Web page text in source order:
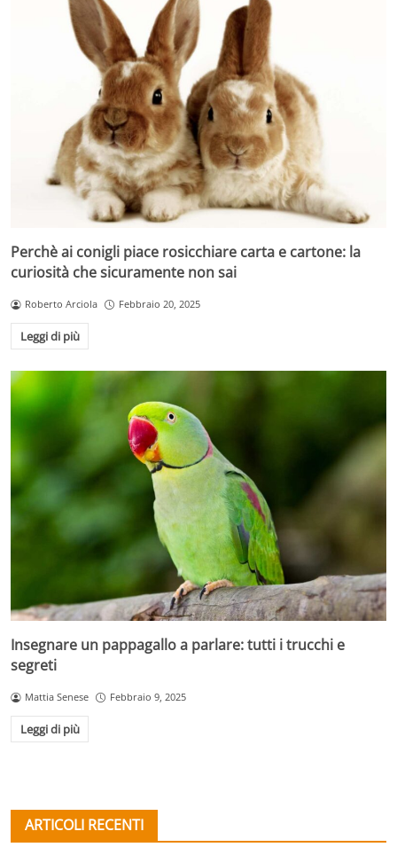
Perchè ai conigli piace rosicchiare carta e cartone: la
curiosità che sicuramente non sai
Roberto Arciola Febbraio 20, 2025
Leggi di più
Insegnare un pappagallo a parlare: tutti i trucchi e
segreti
Mattia Senese Febbraio 9, 2025
Leggi di più
ARTICOLI RECENTI